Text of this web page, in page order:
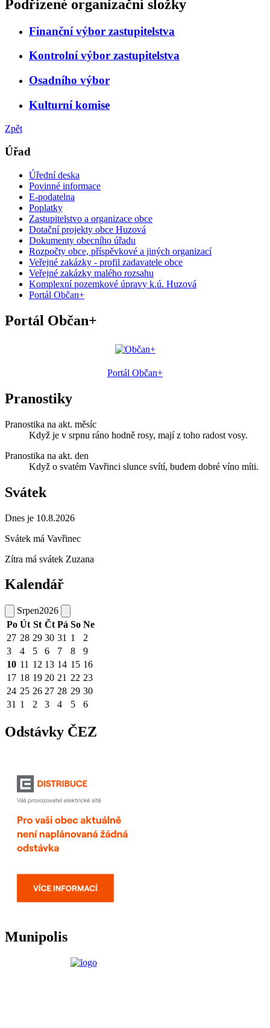
Podřízené organizační složky
Finanční výbor zastupitelstva
Kontrolní výbor zastupitelstva
Osadního výbor
Kulturní komise
Zpět
Úřad
Úřední deska
Povinné informace
E-podatelna
Poplatky
Zastupitelstvo a organizace obce
Dotační projekty obce Huzová
Dokumenty obecního úřadu
Rozpočty obce, příspěvkové a jiných organizací
Veřejné zakázky - profil zadavatele obce
Veřejné zakázky malého rozsahu
Komplexní pozemkové úpravy k.ú. Huzová
Portál Občan+
Portál Občan+
Portál Občan+
Pranostiky
Pranostika na akt. měsíc
Když je v srpnu ráno hodně rosy, mají z toho radost vosy.
Pranostika na akt. den
Když o svatém Vavřinci slunce svítí, budem dobré víno míti.
Svátek
Dnes je 10.8.2026
Svátek má Vavřinec
Zítra má svátek Zuzana
Kalendář
Srpen2026
Po Út St Čt Pá So Ne
27 28 29 30 31 1
2
3
4 5 6 7 8
9
10 11 12 13 14 15 16
17 18 19 20 21 22 23
24 25 26 27 28 29 30
31 1 2 3 4 5 6
Odstávky ČEZ
Munipolis